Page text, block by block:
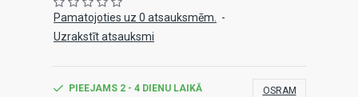
Pamatojoties uz 0 atsauksmēm.
-
Uzrakstīt atsauksmi
PIEEJAMS 2 - 4 DIENU LAIKĀ
OSRAM